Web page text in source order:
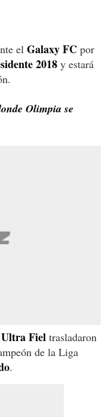
el Galaxy FC por
2018 y estará
Olimpia se
Ultra Fiel trasladaron
de la Liga
.